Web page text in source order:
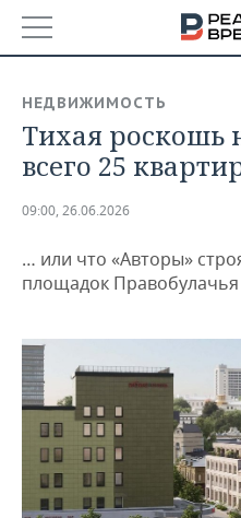
БАШКОРТОСТАН
ТАТАРСТАН
НОВОСТИ
АНАЛИТИКА
ДЕКЛАРАЦИИ О
ВУЗЫ ТАТАРСТАНА
КОМУ ПРИНАДЛЕЖАТ
ТОРГОВЫЕ ЦЕНТРЫ
ТАТАРСТАНА
НОВОСТИ ЭКОНОМИКИ
БАНКИ
БЮДЖЕТ
ИНВЕСТИЦИИ
ПРОМЫШЛЕННОСТЬ
ПРОМЫШЛЕННОСТИ
АГРОПРОМ
МАШИНОСТРОЕНИЕ
НЕФТЕХИМИЯ
НОВОСТИ
АВТО
НОВОСТИ АВТО
БИЗНЕС
НОВОСТИ БИЗНЕСА
ТЕХНОЛОГИИ
НЕДВИЖИМОСТЬ
Тихая роскошь
всего 25
09:00, 26.06.2026
… или что «Авторы»
площадок Правобулачья